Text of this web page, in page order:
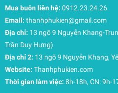
Mua buôn liên hệ: 0912.23.24.26
Email: thanhphukien@gmail.com
Địa chỉ: 13 ngõ 9 Nguyễn Khang-
Trần Duy Hưng)
Địa chỉ 2: 13 ngõ 9 Nguyễn Khang,
Website: Thanhphukien.com
Thời gian làm việc: 8h-18h, CN: 9h-